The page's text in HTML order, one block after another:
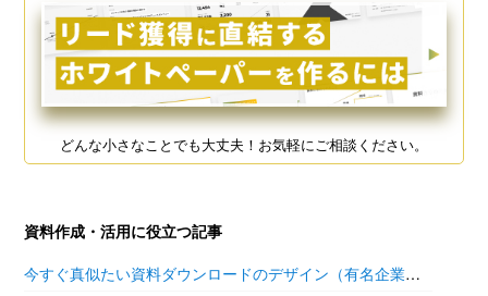
どんな小さなことでも大丈夫！お気軽にご相談ください。
資料作成・活用に役立つ記事
今すぐ真似たい資料ダウンロードのデザイン（有名企業の参考あり）